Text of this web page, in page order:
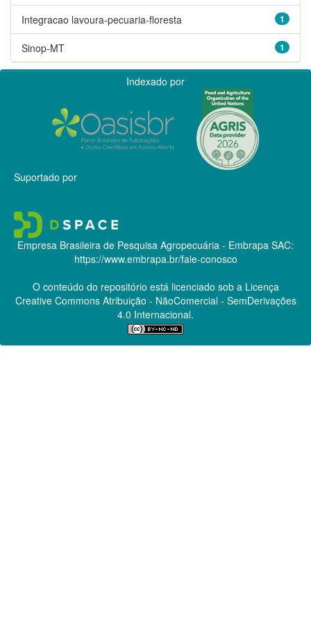
1
Integracao lavoura-pecuaria-floresta
1
Sinop-MT
Indexado por
Suportado por
Empresa Brasileira de Pesquisa Agropecuária - Embrapa SAC:
https://www.embrapa.br/fale-conosco
O conteúdo do repositório está licenciado sob a Licença
Creative CommonsAtribuição - NãoComercial - SemDerivações
4.0 Internacional.